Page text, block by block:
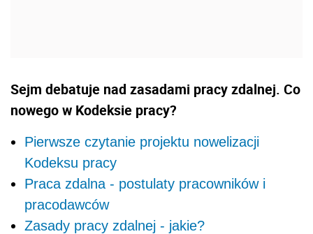
Sejm debatuje nad zasadami pracy zdalnej. Co
nowego w Kodeksie pracy?
Pierwsze czytanie projektu nowelizacji
Kodeksu pracy
Praca zdalna - postulaty pracowników i
pracodawców
Zasady pracy zdalnej - jakie?